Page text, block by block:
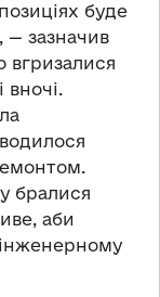
буде
— зазначив
вгризалися
вночі.
бралися
аби